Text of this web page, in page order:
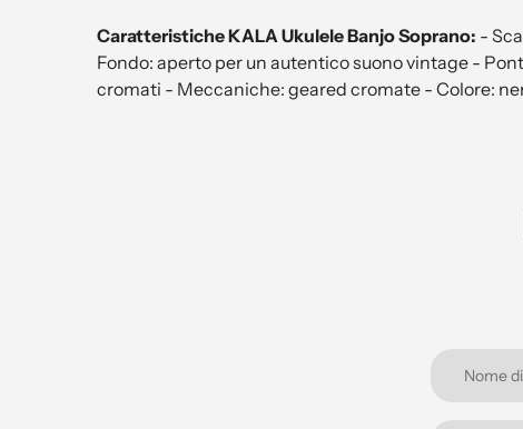
Caratteristiche KALA Ukulele Banjo Soprano: -
Fondo: aperto per un autentico suono vintage -
cromati - Meccaniche: geared cromate - Colore: